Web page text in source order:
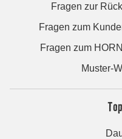
Fragen zur
Fragen zum
Fragen zum
Muster-